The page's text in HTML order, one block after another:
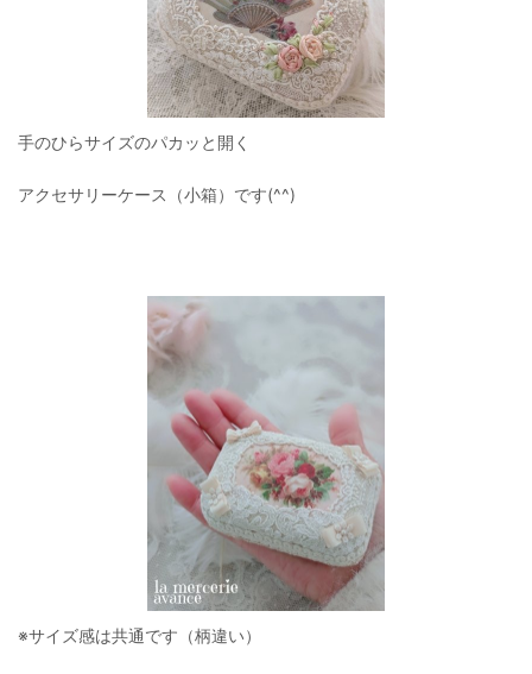
手のひらサイズのパカッと開く
アクセサリーケース（小箱）です(^^)
※サイズ感は共通です（柄違い）